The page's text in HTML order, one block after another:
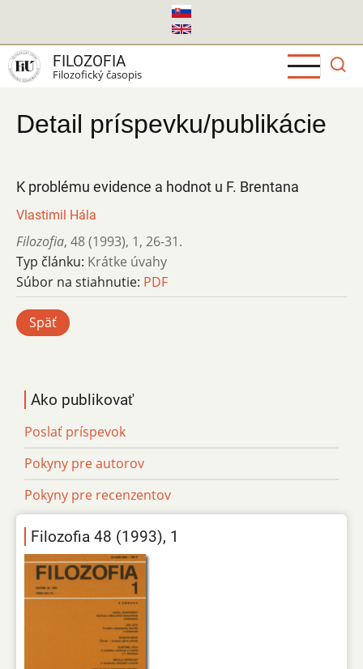
hlavný
obsah
FILOZOFIA
Filozofický časopis
Detail príspevku/publikácie
K problému evidence a hodnot u F. Brentana
Vlastimil Hála
Filozofia, 48 (1993), 1, 26-31.
Typ článku: Krátke úvahy
Súbor na stiahnutie: PDF
Späť
Ako publikovať
Poslať príspevok
Pokyny pre autorov
Pokyny pre recenzentov
Filozofia 48 (1993), 1